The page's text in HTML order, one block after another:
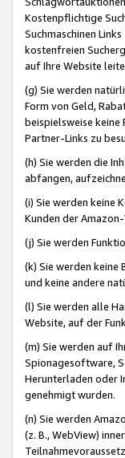
Kostenpflichtige
Suchmaschinen
kostenfreien
auf Ihre Website
(g) Sie werden
Form von Geld,
beispielsweise keine
Partner-Links zu
(h) Sie werden die
abfangen,
(i) Sie werden keine
Kunden der
(j) Sie werden
(k) Sie werden keine
und keine andere
(l) Sie werden alle
Website, auf der
(m) Sie werden auf
Spionagesoftware,
Herunterladen oder
genehmigt wurden.
(n) Sie werden
(z. B., WebView)